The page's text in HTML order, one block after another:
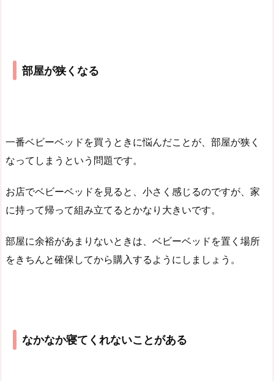
部屋が狭くなる
一番ベビーベッドを買うときに悩んだことが、部屋が狭く
なってしまうという問題です。
お店でベビーベッドを見ると、小さく感じるのですが、家
に持って帰って組み立てるとかなり大きいです。
部屋に余裕があまりないときは、ベビーベッドを置く場所
をきちんと確保してから購入するようにしましょう。
なかなか寝てくれないことがある